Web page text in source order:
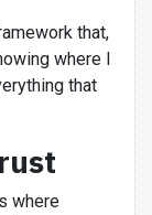
that,
where I
that
where